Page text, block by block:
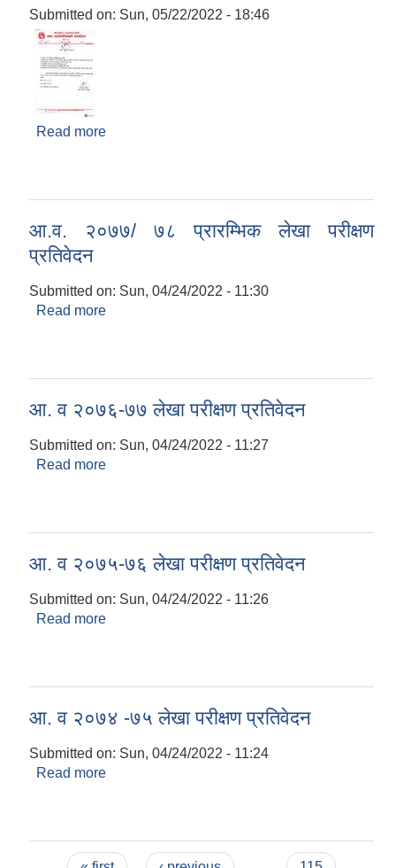
Submitted on: Sun, 05/22/2022 - 18:46
Read more
आ.व. २०७७/ ७८ प्रारम्भिक लेखा परीक्षण
प्रतिवेदन
Submitted on: Sun, 04/24/2022 - 11:30
Read more
आ. व २०७६-७७ लेखा परीक्षण प्रतिवेदन
Submitted on: Sun, 04/24/2022 - 11:27
Read more
आ. व २०७५-७६ लेखा परीक्षण प्रतिवेदन
Submitted on: Sun, 04/24/2022 - 11:26
Read more
आ. व २०७४ -७५ लेखा परीक्षण प्रतिवेदन
Submitted on: Sun, 04/24/2022 - 11:24
Read more